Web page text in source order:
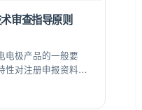
审查指导原则
电极产品的一般要
性对注册申报资料的
若不适用，需具体